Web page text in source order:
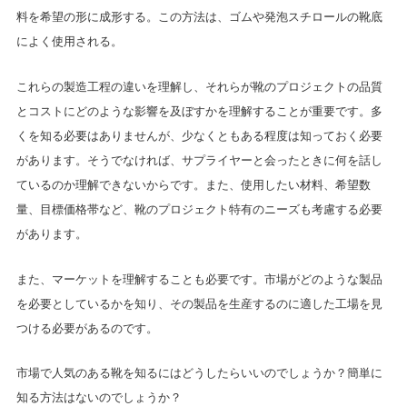
料を希望の形に成形する。この方法は、ゴムや発泡スチロールの靴底
によく使用される。
これらの製造工程の違いを理解し、それらが靴のプロジェクトの品質
とコストにどのような影響を及ぼすかを理解することが重要です。多
くを知る必要はありませんが、少なくともある程度は知っておく必要
があります。そうでなければ、サプライヤーと会ったときに何を話し
ているのか理解できないからです。また、使用したい材料、希望数
量、目標価格帯など、靴のプロジェクト特有のニーズも考慮する必要
があります。
また、マーケットを理解することも必要です。市場がどのような製品
を必要としているかを知り、その製品を生産するのに適した工場を見
つける必要があるのです。
市場で人気のある靴を知るにはどうしたらいいのでしょうか？簡単に
知る方法はないのでしょうか？